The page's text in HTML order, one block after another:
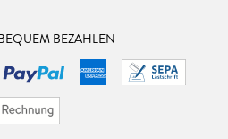
BEZAHLEN